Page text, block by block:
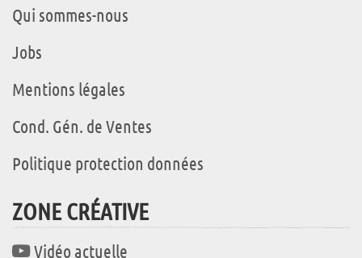
Qui sommes-nous
Jobs
Mentions légales
Cond. Gén. de Ventes
Politique protection données
ZONE CRÉATIVE
Vidéo actuelle